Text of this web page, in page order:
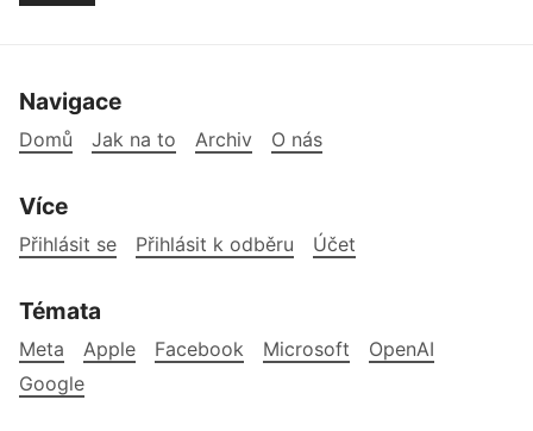
Navigace
Domů Jak na to Archiv O nás
Více
Přihlásit se Přihlásit k odběru Účet
Témata
Meta Apple Facebook Microsoft
OpenAI
Google